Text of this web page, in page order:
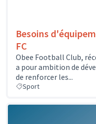
Besoins
FC
Obee Football Club,
a pour ambition de
de renforcer les...
Sport